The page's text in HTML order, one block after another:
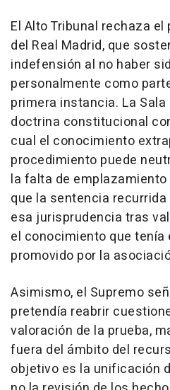
El Alto Tribunal rechaza
del Real Madrid, que
indefensión al no haber
personalmente como
primera instancia. La
doctrina constitucional
cual el conocimiento
procedimiento puede
la falta de
que la sentencia
esa jurisprudencia tras
el conocimiento que
promovido por la
Asimismo, el Supremo
pretendía reabrir
valoración de la prueba,
fuera del ámbito del
objetivo es la unificación